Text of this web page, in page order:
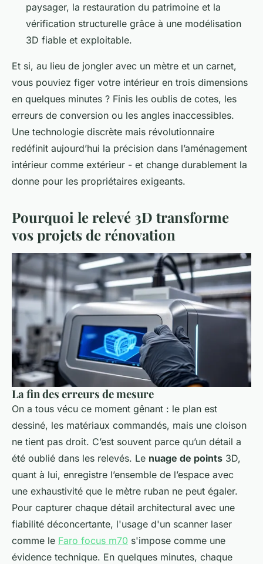
paysager, la restauration du patrimoine et la
vérification structurelle grâce à une modélisation
3D fiable et exploitable.
Et si, au lieu de jongler avec un mètre et un carnet,
vous pouviez figer votre intérieur en trois dimensions
en quelques minutes ? Finis les oublis de cotes, les
erreurs de conversion ou les angles inaccessibles.
Une technologie discrète mais révolutionnaire
redéfinit aujourd’hui la précision dans l’aménagement
intérieur comme extérieur - et change durablement la
donne pour les propriétaires exigeants.
Pourquoi le relevé 3D transforme
vos projets de rénovation
La fin des erreurs de mesure
On a tous vécu ce moment gênant : le plan est
dessiné, les matériaux commandés, mais une cloison
ne tient pas droit. C’est souvent parce qu’un détail a
été oublié dans les relevés. Le nuage de points 3D,
quant à lui, enregistre l’ensemble de l’espace avec
une exhaustivité que le mètre ruban ne peut égaler.
Pour capturer chaque détail architectural avec une
fiabilité déconcertante, l'usage d'un scanner laser
comme le Faro focus m70 s'impose comme une
évidence technique. En quelques minutes, chaque